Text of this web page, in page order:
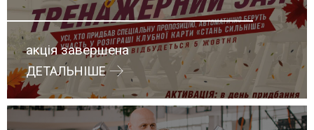
акція завершена
ДЕТАЛЬНІШЕ